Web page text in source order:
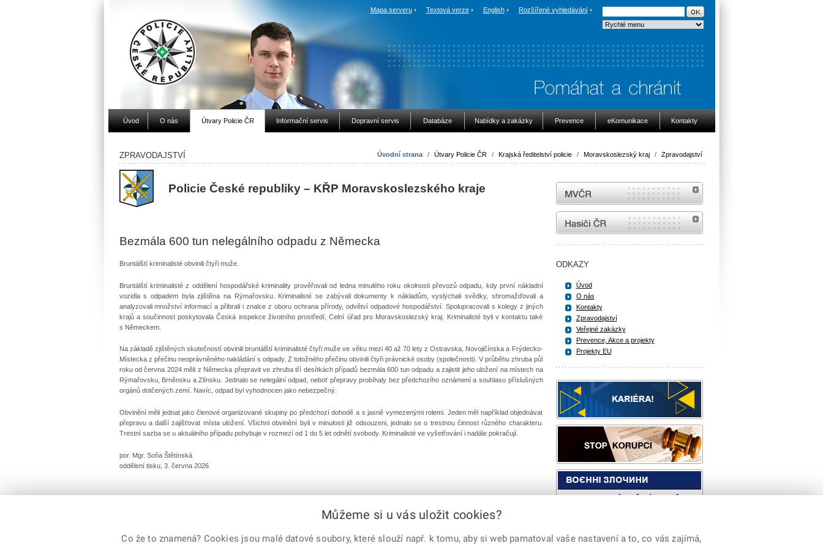
Mapa serveru Textová verze English Rozšířené vyhledávání
Úvod O nás Útvary Policie ČR Informační servis Dopravní servis Databáze Nabídky a zakázky Prevence eKomunikace Kontakty
Úvodní strana / Útvary Policie ČR / Krajská ředitelství policie / Moravskoslezský kraj / Zpravodajství
ZPRAVODAJSTVÍ
Policie České republiky – KŘP Moravskoslezského kraje
Bezmála 600 tun nelegálního odpadu z Německa
Bruntálští kriminalisté obvinili čtyři muže.
Bruntálští kriminalisté z oddělení hospodářské kriminality prověřovali od ledna minulého roku okolnosti převozů odpadu, kdy první nákladní
vozidla s odpadem byla zjištěna na Rýmařovsku. Kriminalisté se zabývali dokumenty k nákladům, vyslýchali svědky, shromažďovali a
analyzovali množství informací a přibrali i znalce z oboru ochrana přírody, odvětví odpadové hospodářství. Spolupracovali s kolegy z jiných
krajů a součinnost poskytovala Česká inspekce životního prostředí, Celní úřad pro Moravskoslezský kraj. Kriminalisté byli v kontaktu také
s Německem.
Na základě zjištěných skutečností obvinili bruntálští kriminalisté čtyři muže ve věku mezi 40 až 70 lety z Ostravska, Novojičínska a Frýdecko-
Místecka z přečinu neoprávněného nakládání s odpady. Z totožného přečinu obvinili čtyři právnické osoby (společnosti). V průběhu zhruba půl
roku od června 2024 měli z Německa přepravit ve zhruba tří desítkách případů bezmála 600 tun odpadu a zajistit jeho uložení na místech na
Rýmařovsku, Brněnsku a Zlínsku. Jednalo se nelegální odpad, neboť přepravy probíhaly bez předchozího oznámení a souhlasu příslušných
orgánů dotčených zemí. Navíc, odpad byl vyhodnocen jako nebezpečný.
Obvinění měli jednat jako členové organizované skupiny po předchozí dohodě a s jasně vymezenými rolemi. Jeden měl například objednávat
přepravu a další zajišťovat místa uložení. Všichni obvinění byli v minulosti již odsouzeni, jednalo se o trestnou činnost různého charakteru.
Trestní sazba se u aktuálního případu pohybuje v rozmezí od 1 do 5 let odnětí svobody. Kriminalisté ve vyšetřování i nadále pokračují.
por. Mgr. Soňa Štětínská
oddělení tisku, 3. června 2026
Corp.
MVČR
internetové stránky Hasiči ČR
ODKAZY
Úvod
O nás
Kontakty
Zpravodajství
Veřejné zakázky
Prevence, Akce a projekty
Projekty EU
Můžeme si u vás uložit cookies?
Co že to znamená? Cookies jsou malé datové soubory, které slouží např. k tomu, aby si web pamatoval vaše nastavení a to, co vás zajímá,